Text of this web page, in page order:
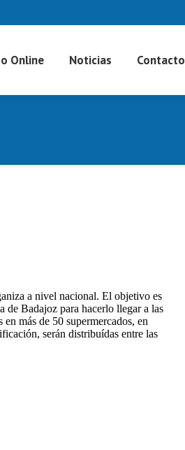
Online Noticias Contacto
a nivel nacional. El objetivo es
de Badajoz para hacerlo llegar a las
en más de 50 supermercados, en
serán distribuídas entre las